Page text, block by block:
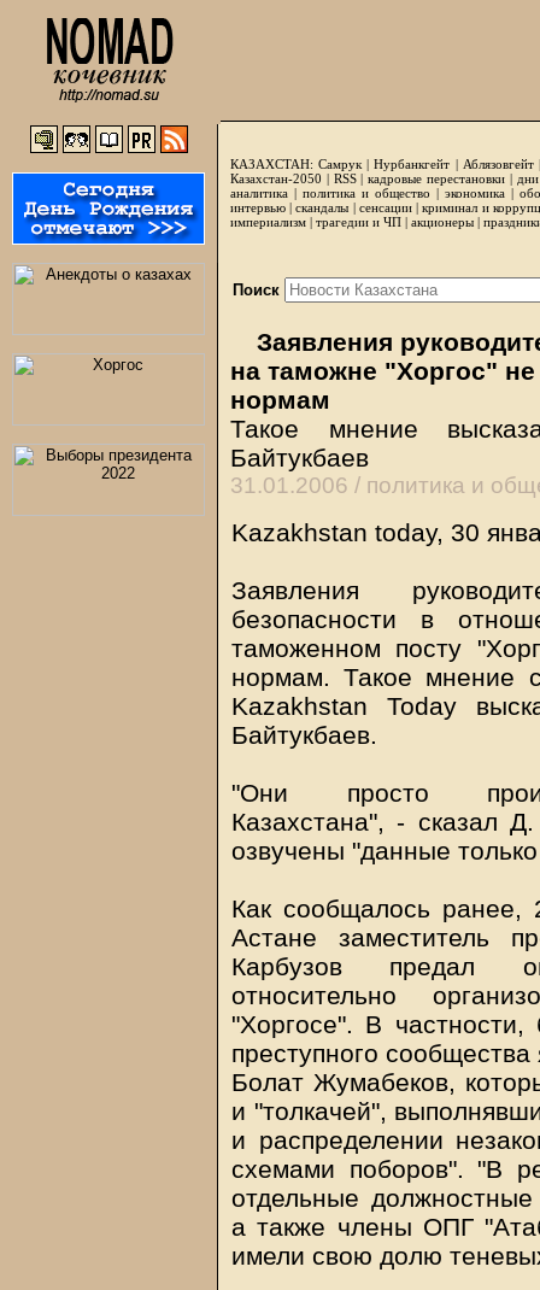
КАЗАХСТАН: Самрук |Нурбанкгейт | Аблязовгейт
Казахстан-2050 | RSS|кадровые перестановки|
аналитика | политика и общество | экономика |
интервью |скандалы | сенсации|криминал и
империализм | трагедии и ЧП | акционеры |
Поиск
Заявления
на таможне "Хоргос"
нормам
Такое мнение
Байтукбаев
31.01.2006 / политика и
Kazakhstan today, 30
Заявления
безопасности в
таможенном посту
нормам. Такое мнение
Kazakhstan Today
Байтукбаев.
"Они просто
Казахстана", - сказал
озвучены "данные
Как сообщалось ранее,
Астане заместитель
Карбузов предал
относительно
"Хоргосе". В
преступного
Болат Жумабеков,
и "толкачей",
и распределении
схемами поборов". "В
отдельные
а также члены ОПГ
имели свою долю